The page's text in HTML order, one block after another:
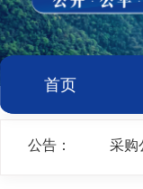
首页
公告： 采购